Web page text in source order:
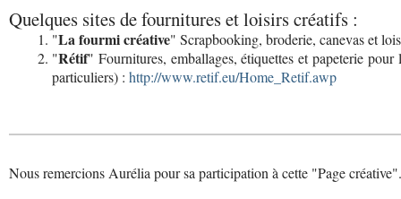
Quelques sites de fournitures et loisirs créatifs :
"La fourmi créative" Scrapbooking, broderie, canevas et
"Rétif" Fournitures, emballages, étiquettes et papeterie pour
particuliers) : http://www.retif.eu/Home_Retif.awp
Nous remercions Aurélia pour sa participation à cette "Page créative".